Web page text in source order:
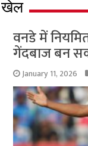
खेल
वनडे में
गेंदबाज बन
January 11, 2026